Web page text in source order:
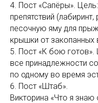
4. Пост «Сапёры».
препятствий
песочную яму для
крышки от закопанных
5. Пост «К бою
все принадлежности
по одному во время
6. Пост «Штаб».
Викторина «Что я знаю